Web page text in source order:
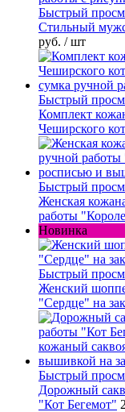
Быстрый
Стильный
руб. / шт
Быстрый
Комплект
Чеширского
Быстрый
Женская
работы
Новинка
Быстрый
Женский
"Сердце" на
Быстрый
Дорожный
"Кот Бегемот"